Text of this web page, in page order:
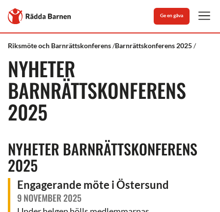
Till
Rädda
Barnens
Ge en gåva
Rädda
Medlem
volontär
Vår
Riksmöte och Barnrättskonferens Barnrättskonferens 2025
Nyheter
2025
NYHETER
BARNRÄTTSKONFERENS
2025
NYHETER BARNRÄTTSKONFERENS
2025
Engagerande möte i Östersund
9 NOVEMBER 2025